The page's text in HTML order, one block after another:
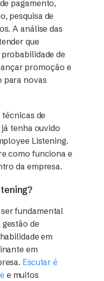
pagamento,
pesquisa de
A análise das
que
de
promoção e
para novas
técnicas de
tenha ouvido
Listening.
como funciona e
da empresa.
fundamental
de
em
em
Escutar é
e muitos